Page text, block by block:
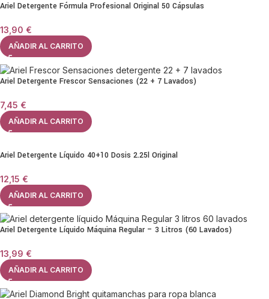
Ariel Detergente Fórmula Profesional Original 50 Cápsulas
13,90 €
AÑADIR AL CARRITO
Ariel Detergente Frescor Sensaciones (22 + 7 Lavados)
7,45 €
AÑADIR AL CARRITO
Ariel Detergente Líquido 40+10 Dosis 2.25l Original
12,15 €
AÑADIR AL CARRITO
Ariel Detergente Líquido Máquina Regular – 3 Litros (60 Lavados)
13,99 €
AÑADIR AL CARRITO